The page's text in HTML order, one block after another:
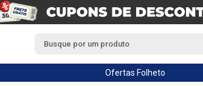
Ofertas Folheto